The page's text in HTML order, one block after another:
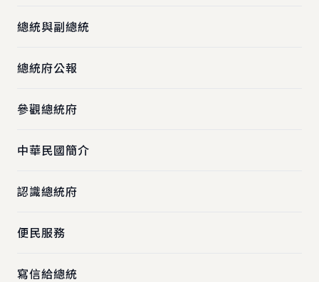
總統與副總統
總統府公報
參觀總統府
中華民國簡介
認識總統府
便民服務
寫信給總統